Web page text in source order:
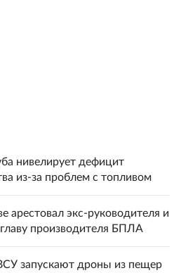
нивелирует дефицит
из-за проблем с топливом
арестовал экс-руководителя и
производителя БПЛА
запускают дроны из пещер